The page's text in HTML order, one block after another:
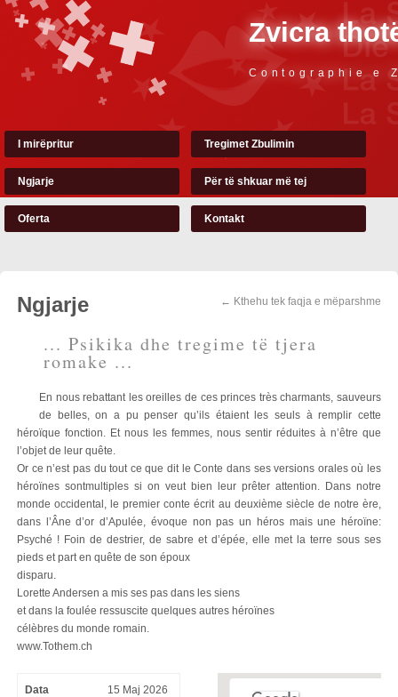
Zvicra
Contographie e
I mirëpritur Tregimet Zbulimin
Ngjarje Për të shkuar më tej
Oferta Kontakt
← Kthehu tek faqja e mëparshme
Ngjarje
... Psikika dhe tregime të tjera
romake ...
En nous rebattant les oreilles de ces princes très charmants,sauveurs
de belles,on a pu penser qu’ils étaient les seuls à remplir cette
héroïque fonction. Et nous les femmes, nous sentir réduites à n’être que
l’objet de leur quête.
Or ce n’est pas du tout ce que dit le Conte dans ses versions orales où les
héroïnes sontmultiples si on veut bien leur prêter attention. Dans notre
monde occidental , le premier conte écrit au deuxième siècle de notre ère,
dans l’Âne d’or d’Apulée, évoque non pas un héros mais une héroïne:
Psyché ! Foin de destrier, de sabre et d’épée, elle met la terre sous ses
pieds et part en quête de son époux
disparu.
Lorette Andersen a mis ses pas dans les siens
et dans la foulée ressuscite quelques autres héroïnes
célèbres du monde romain.
www.Tothem.ch
Data 15 Maj 2026